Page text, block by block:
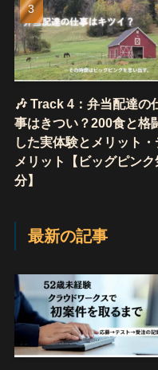
🎶 Track 4：弁当配達の
事はきつい？200食と格
した実体験とメリット・
メリット【ビッグピンク
分】
最新の記事